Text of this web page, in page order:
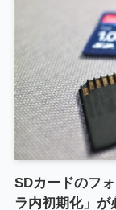
SDカードのフ
ラ内初期化」が